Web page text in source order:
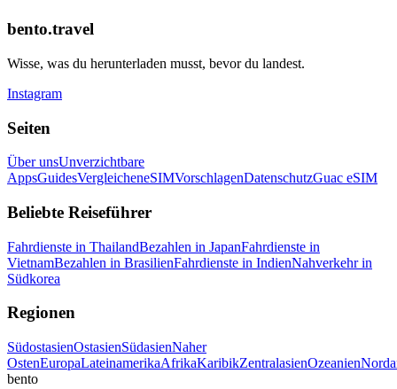
bento.travel
Wisse, was du herunterladen musst, bevor du landest.
Instagram
Seiten
Über unsUnverzichtbare
AppsGuidesVergleicheneSIMVorschlagenDatenschutzGuac eSIM
Beliebte Reiseführer
Fahrdienste in ThailandBezahlen in JapanFahrdienste in
VietnamBezahlen in BrasilienFahrdienste in IndienNahverkehr in
Südkorea
Regionen
SüdostasienOstasienSüdasienNaher
OstenEuropaLateinamerikaAfrikaKaribikZentralasienOzeanien
bento